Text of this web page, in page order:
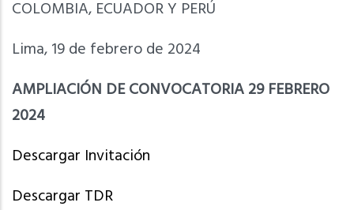
COLOMBIA, ECUADOR Y PERÚ
Lima, 19 de febrero de 2024
AMPLIACIÓN DE CONVOCATORIA 29 FEBRERO
2024
Descargar Invitación
Descargar TDR